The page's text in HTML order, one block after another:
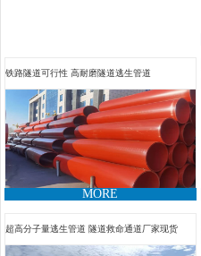
铁路隧道可行性 高耐磨隧道逃生管​道
MORE
超高分子量逃生管道 隧道救命通道厂家现货